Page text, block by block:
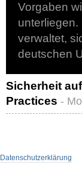
Vorgaben
verwaltet,
deutschen
Sicherheit
Practices -
Datenschutzerklärung